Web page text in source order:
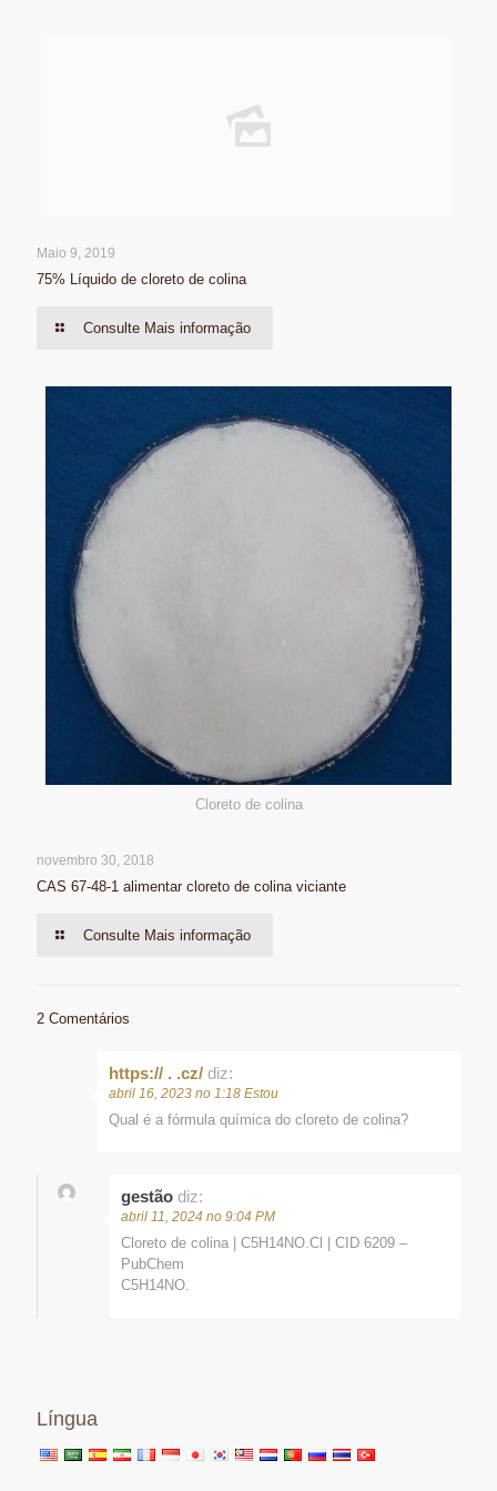
Maio 9, 2019
75% Líquido de cloreto de colina
Consulte Mais informação
Cloreto de colina
novembro 30, 2018
CAS 67-48-1 alimentar cloreto de colina viciante
Consulte Mais informação
2 Comentários
https:// . .cz/ diz:
abril 16, 2023 no 1:18 Estou
Qual é a fórmula química do cloreto de colina?
gestão diz:
abril 11, 2024 no 9:04 PM
Cloreto de colina | C5H14NO.Cl | CID 6209 –
PubChem
C5H14NO.
Língua